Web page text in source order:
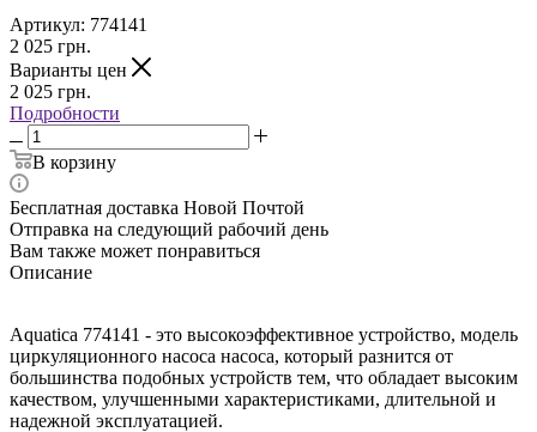
Артикул: 774141
2 025 грн.
Варианты цен
2 025 грн.
Подробности
В корзину
Бесплатная доставка Новой Почтой
Отправка на следующий рабочий день
Вам также может понравиться
Описание
Aquatica 774141 - это высокоэффективное устройство, модель
циркуляционного насоса насоса, который разнится от
большинства подобных устройств тем, что обладает высоким
качеством, улучшенными характеристиками, длительной и
надежной эксплуатацией.